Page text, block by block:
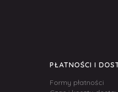
PŁATNOŚCI I
Formy płatności